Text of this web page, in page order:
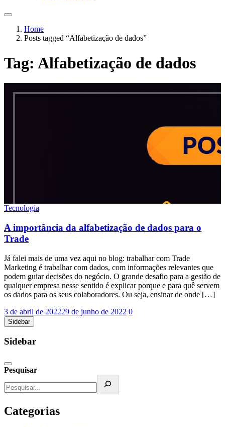
Home
Posts tagged “Alfabetização de dados”
Tag: Alfabetização de dados
Tecnologia
A importância da alfabetização de dados para o
Trade
Já falei mais de uma vez aqui no blog: trabalhar com Trade
Marketing é trabalhar com dados, com informações relevantes que
podem guiar decisões do negócio. O grande desafio para a gestão de
qualquer empresa nesse sentido é explicar porque e para quê servem
os dados para os seus colaboradores. Ou seja, ensinar de onde […]
3 de abril de 202229 de junho de 2022 0
Sidebar
Sidebar
Pesquisar
Categorias